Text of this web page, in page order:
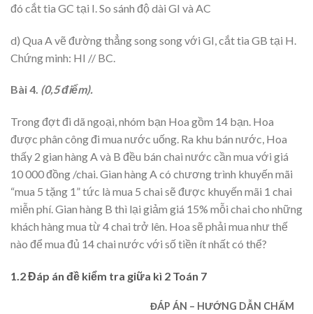
đó cắt tia GC tại I. So sánh độ dài GI và AC
d) Qua A vẽ đường thẳng song song với GI, cắt tia GB tại H.
Chứng minh: HI // BC.
Bài 4. (0,5 điểm).
Trong đợt đi dã ngoại, nhóm bạn Hoa gồm 14 bạn. Hoa
được phân công đi mua nước uống. Ra khu bán nước, Hoa
thấy 2 gian hàng A và B đều bán chai nước cần mua với giá
10 000 đồng /chai. Gian hàng A có chương trình khuyến mãi
“mua 5 tặng 1” tức là mua 5 chai sẽ được khuyến mãi 1 chai
miễn phí. Gian hàng B thì lại giảm giá 15% mỗi chai cho những
khách hàng mua từ 4 chai trở lên. Hoa sẽ phải mua như thế
nào để mua đủ 14 chai nước với số tiền ít nhất có thể?
1.2 Đáp án đề kiểm tra giữa kì 2 Toán 7
ĐÁP ÁN – HƯỚNG DẪN CHẤM